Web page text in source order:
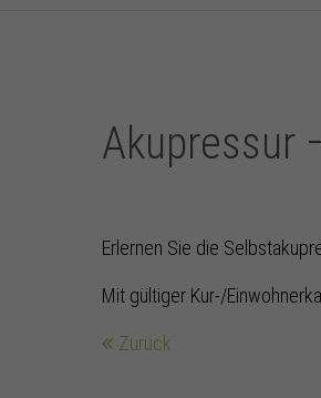
Akupressur
Erlernen Sie die
Mit gültiger Kur-/
Zurück